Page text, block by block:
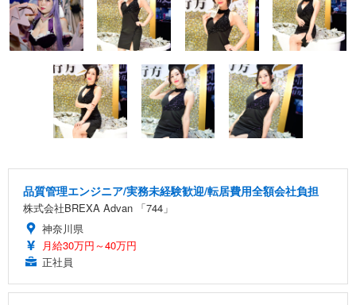
品質管理エンジニア/実務未経験歓迎/転居費用全額会社負担
株式会社BREXA Advan 「744」
神奈川県
月給30万円～40万円
正社員